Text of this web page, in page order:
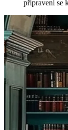
připraveni se